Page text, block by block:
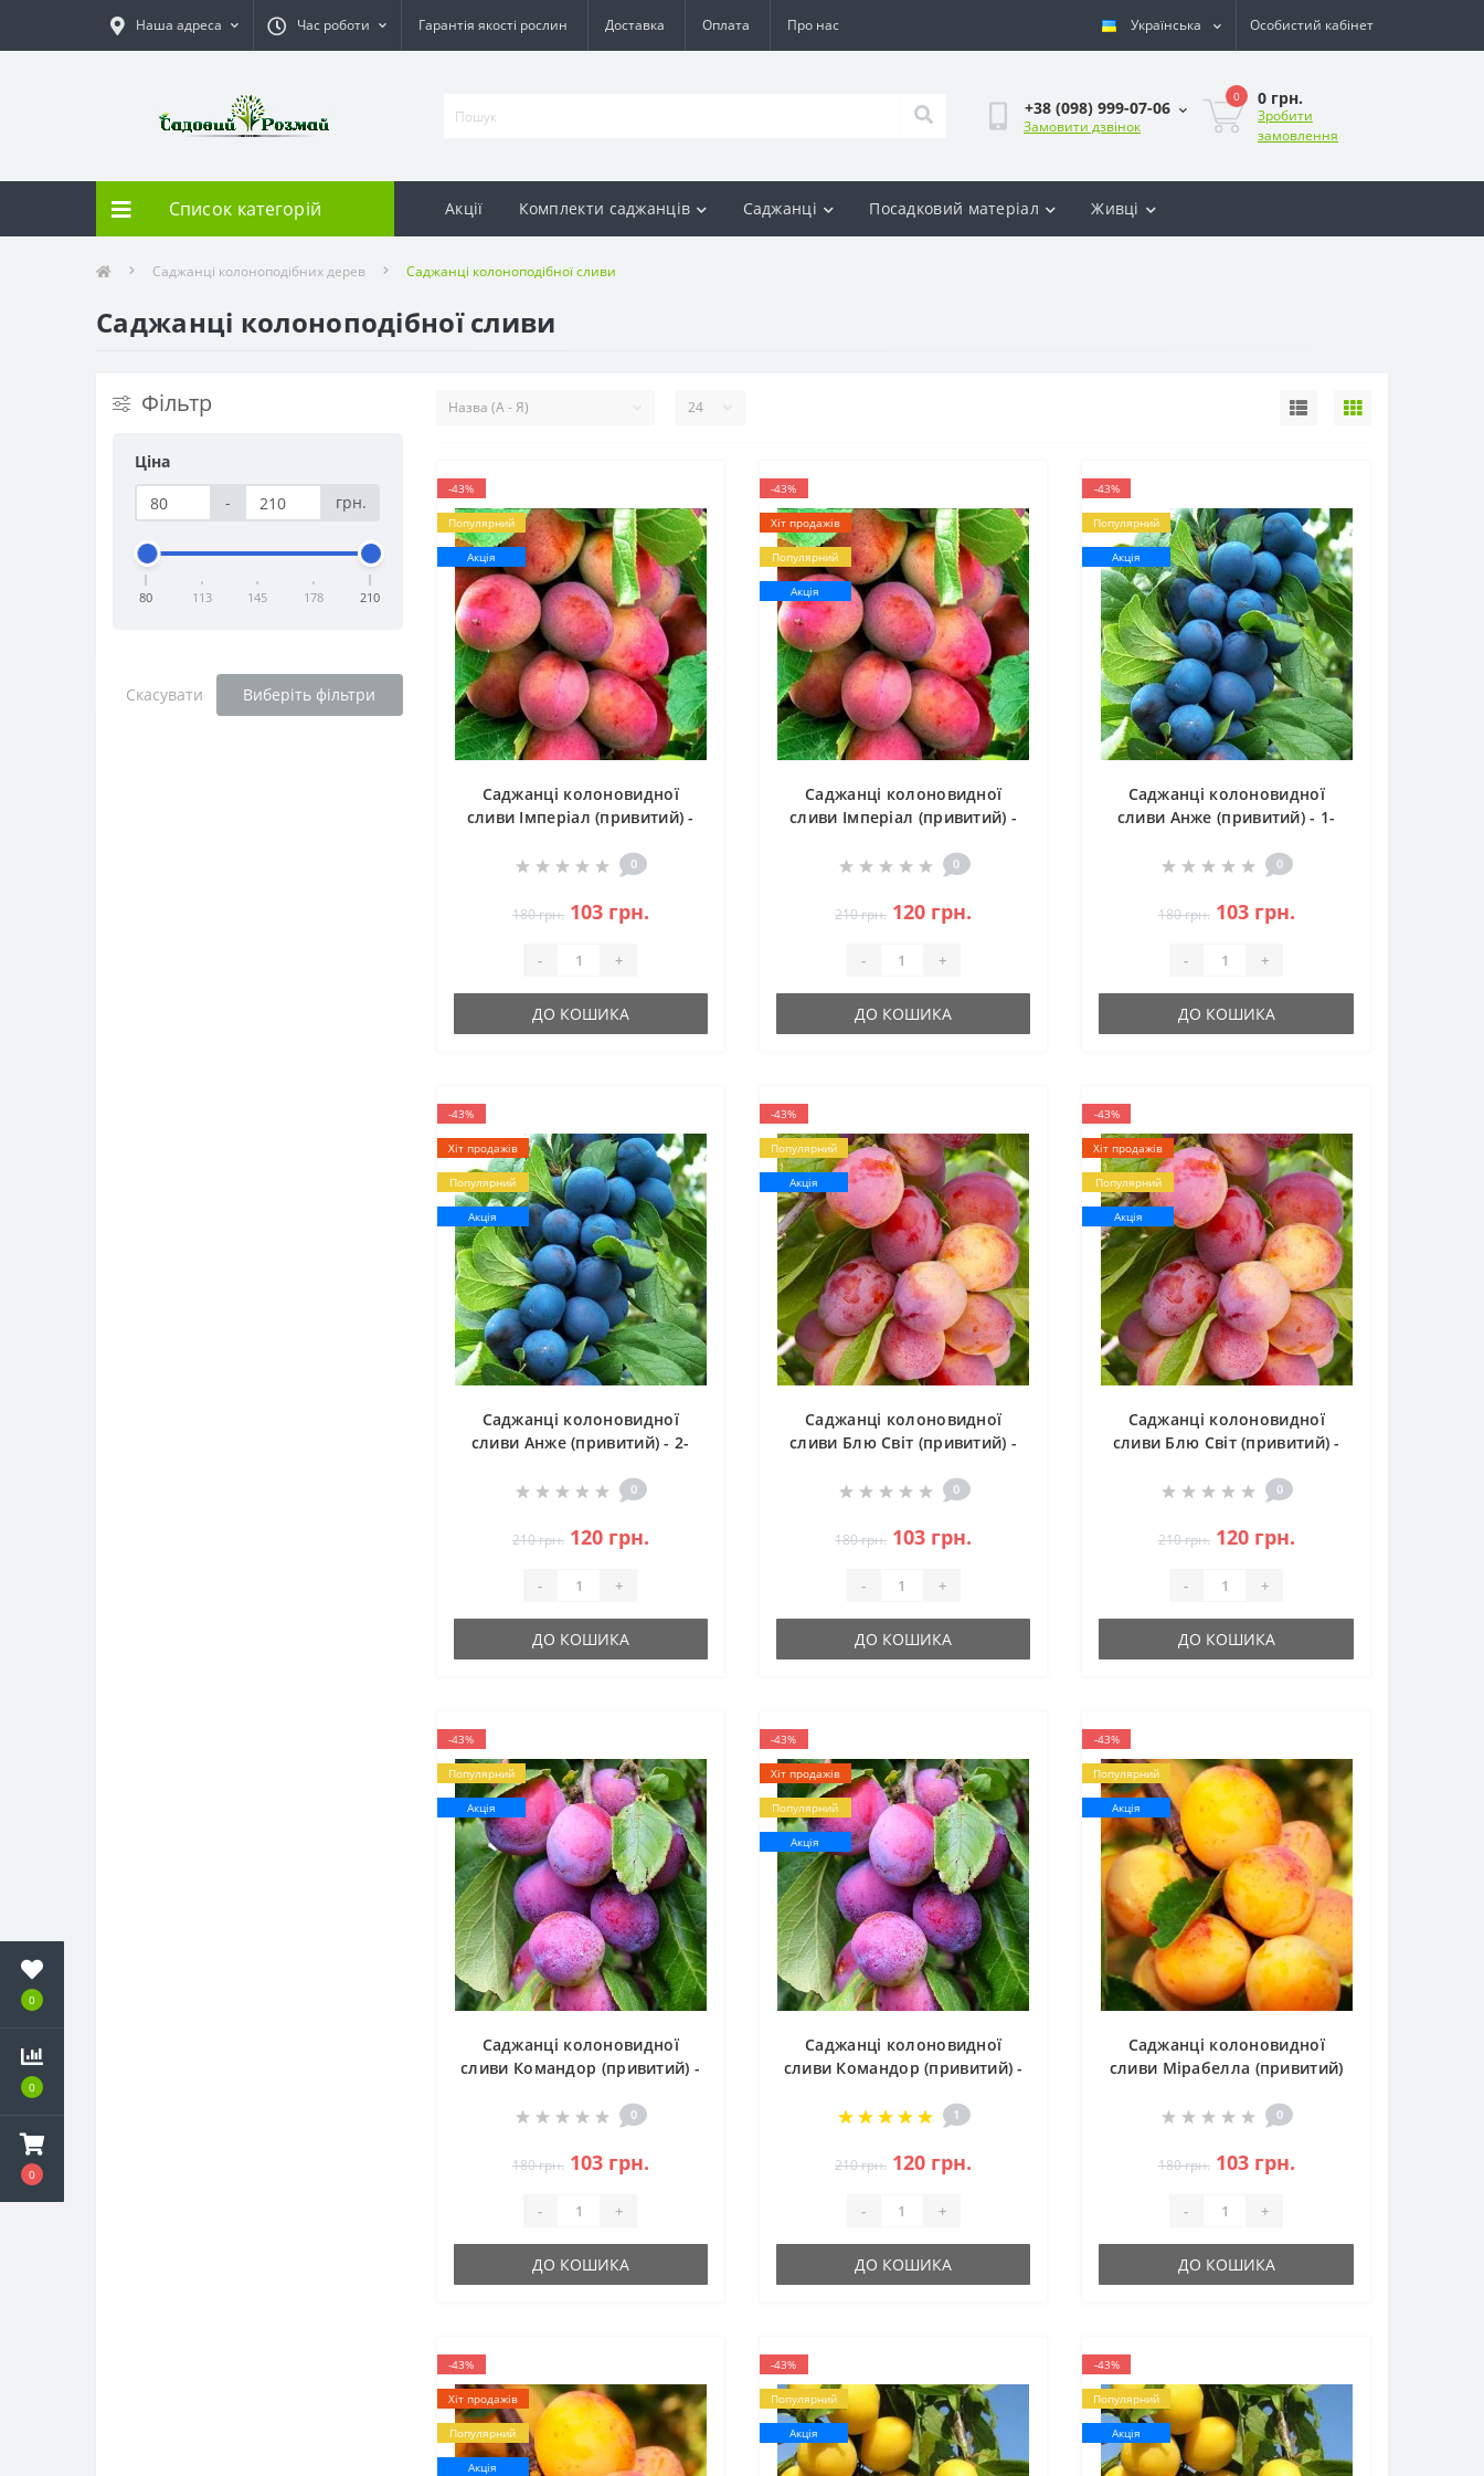
0
0
0
Наша адреса Час роботи Гарантія якості рослин Доставка Оплата Про нас Українська Особистий кабінет
+38 (098) 999-07-06
Замовити дзвінок
0 0 грн.
Зробити
замовлення
Список категорій Акції Комплекти саджанців Саджанці Посадковий матеріал Живці
Саджанці колоноподібних дерев Саджанці колоноподібної сливи
Саджанці колоноподібної сливи
Фільтр
Ціна
-
грн.
80 113 145 178 210
Скасувати Виберіть фільтри
-43%
Популярний
Акція
Саджанці колоновидної
сливи Імперіал (привитий) -
0
180 грн. 103 грн.
- +
ДО КОШИКА
-43%
Хіт продажів
Популярний
Акція
Саджанці колоновидної
сливи Імперіал (привитий) -
0
210 грн. 120 грн.
- +
ДО КОШИКА
-43%
Популярний
Акція
Саджанці колоновидної
сливи Анже (привитий) - 1-
0
180 грн. 103 грн.
- +
ДО КОШИКА
-43%
Хіт продажів
Популярний
Акція
Саджанці колоновидної
сливи Анже (привитий) - 2-
0
210 грн. 120 грн.
- +
ДО КОШИКА
-43%
Популярний
Акція
Саджанці колоновидної
сливи Блю Світ (привитий) -
0
180 грн. 103 грн.
- +
ДО КОШИКА
-43%
Хіт продажів
Популярний
Акція
Саджанці колоновидної
сливи Блю Світ (привитий) -
0
210 грн. 120 грн.
- +
ДО КОШИКА
-43%
Популярний
Акція
Саджанці колоновидної
сливи Командор (привитий) -
0
180 грн. 103 грн.
- +
ДО КОШИКА
-43%
Хіт продажів
Популярний
Акція
Саджанці колоновидної
сливи Командор (привитий) -
1
210 грн. 120 грн.
- +
ДО КОШИКА
-43%
Популярний
Акція
Саджанці колоновидної
сливи Мірабелла (привитий)
0
180 грн. 103 грн.
- +
ДО КОШИКА
-43%
Хіт продажів
Популярний
Акція
-43%
Популярний
Акція
-43%
Популярний
Акція